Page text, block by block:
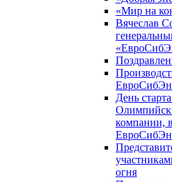
«Мир на
Вячеслав
День
компании,
огня